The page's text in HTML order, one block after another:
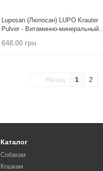
Luposan (Люпосан) LUPO Krauter
Pulver - Витаминно-минеральный
г
648.00 грн
Назад 1 2
Каталог
Собакам
Кошкам